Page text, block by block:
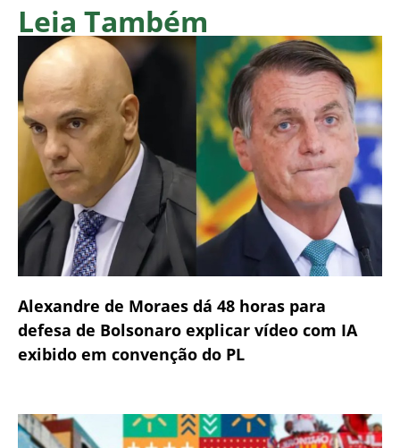
Leia Também
Alexandre de Moraes dá 48 horas para
defesa de Bolsonaro explicar vídeo com IA
exibido em convenção do PL